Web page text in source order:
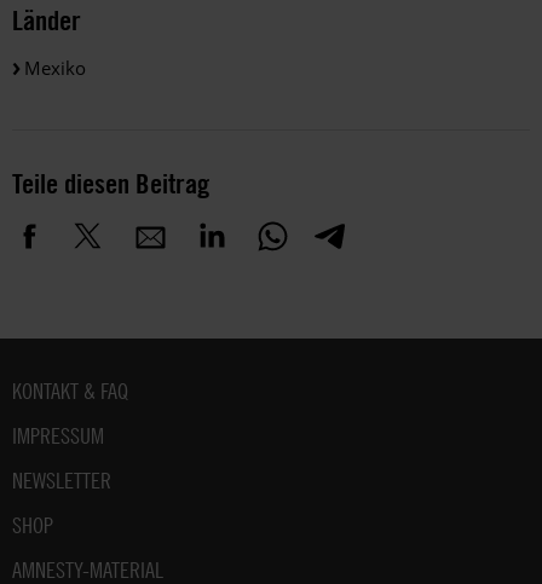
Länder
Mexiko
Teile diesen Beitrag
Fußbereich
KONTAKT & FAQ
IMPRESSUM
NEWSLETTER
SHOP
AMNESTY-MATERIAL